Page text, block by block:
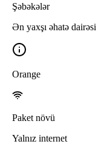
Şəbəkələr
Ən yaxşı əhatə dairəsi
Orange
Paket növü
Yalnız internet